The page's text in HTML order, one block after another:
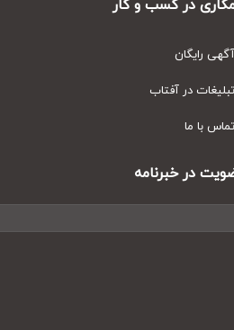
در کسب و کار
رایگان
در آفتاب
با ما
در خبرنامه